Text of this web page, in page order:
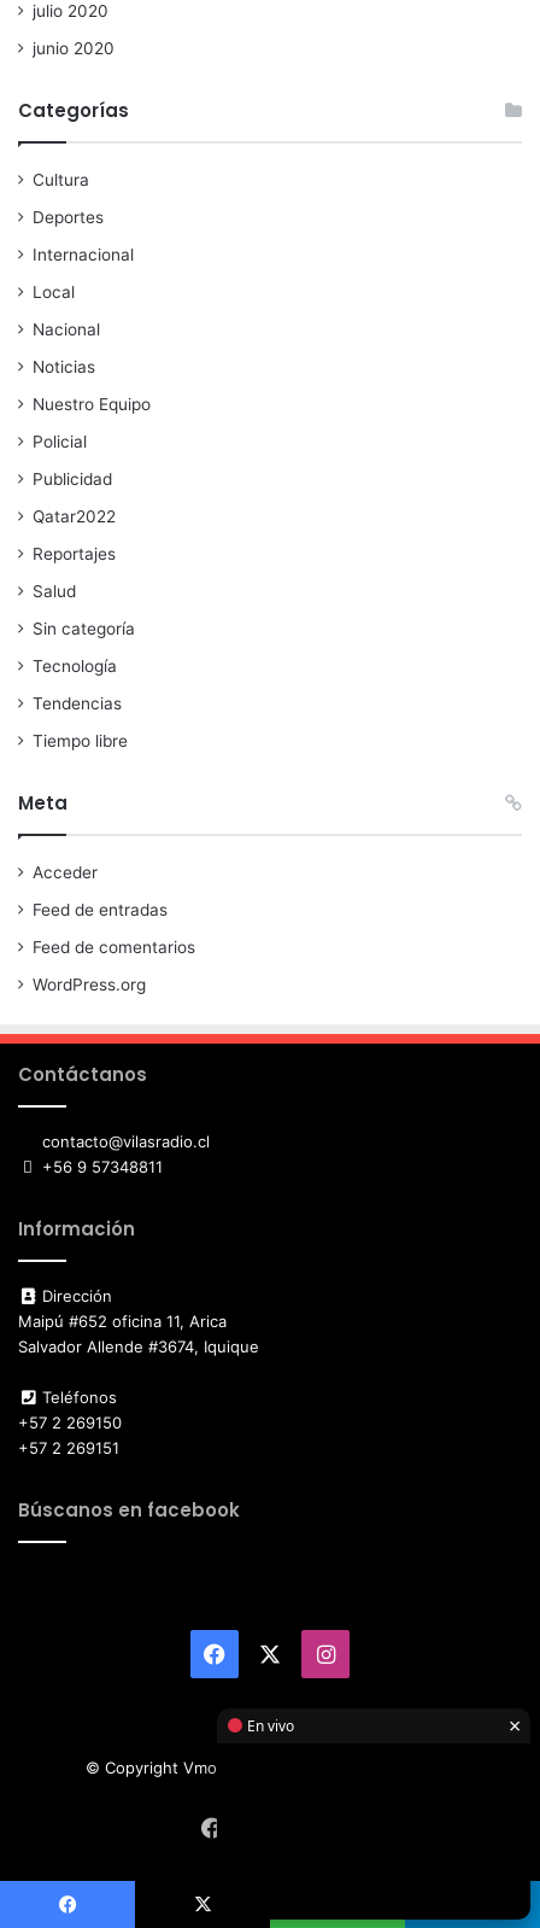
julio 2020
junio 2020
Categorías
Cultura
Deportes
Internacional
Local
Nacional
Noticias
Nuestro Equipo
Policial
Publicidad
Qatar2022
Reportajes
Salud
Sin categoría
Tecnología
Tendencias
Tiempo libre
Meta
Acceder
Feed de entradas
Feed de comentarios
WordPress.org
Contáctanos
contacto@vilasradio.cl
+56 9 57348811
Información
Dirección
Maipú #652 oficina 11, Arica
Salvador Allende #3674, Iquique
Teléfonos
+57 2 269150
+57 2 269151
Búscanos en facebook
Facebook Instagram
© Copyright Vmotor TI 2026, All Rights Reserved
En vivo ×